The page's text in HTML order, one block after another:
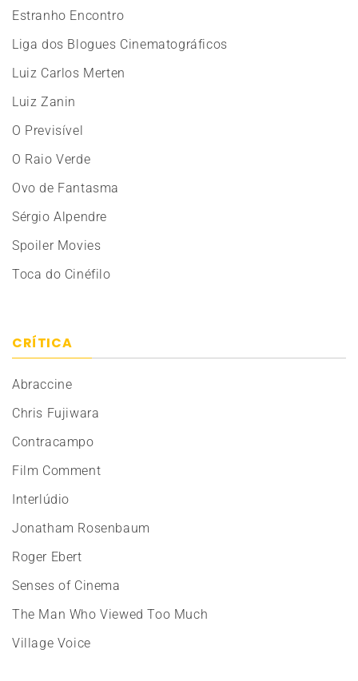
Estranho Encontro
Liga dos Blogues Cinematográficos
Luiz Carlos Merten
Luiz Zanin
O Previsível
O Raio Verde
Ovo de Fantasma
Sérgio Alpendre
Spoiler Movies
Toca do Cinéfilo
CRÍTICA
Abraccine
Chris Fujiwara
Contracampo
Film Comment
Interlúdio
Jonatham Rosenbaum
Roger Ebert
Senses of Cinema
The Man Who Viewed Too Much
Village Voice